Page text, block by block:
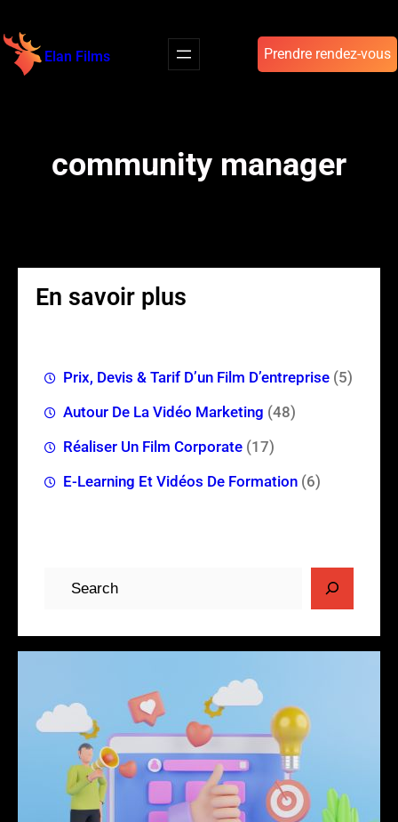
au
contenuElan Films Prendre rendez-vous
community manager
En savoir plus
Prix, Devis & Tarif D’un Film D’entreprise (5)
Autour De La Vidéo Marketing (48)
Réaliser Un Film Corporate (17)
E-Learning Et Vidéos De Formation (6)
h
r
c